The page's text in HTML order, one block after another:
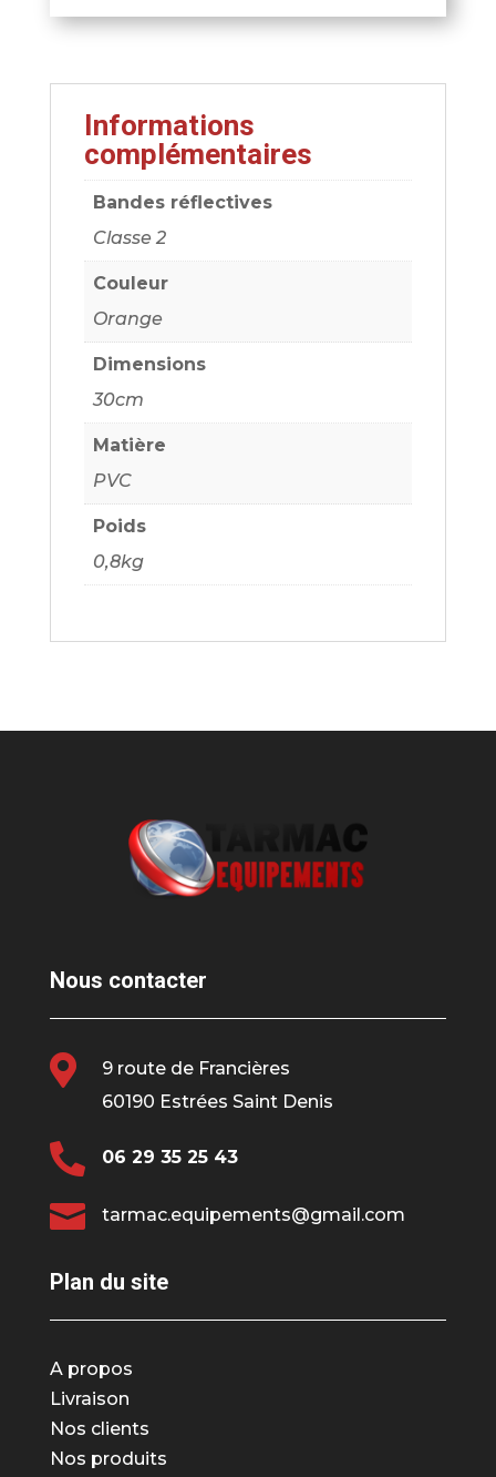
Informations
complémentaires
Bandes réflectives
Classe 2
Couleur
Orange
Dimensions
30cm
Matière
PVC
Poids
0,8kg
Nous contacter

9 route de Francières
60190 Estrées Saint Denis
 06 29 35 25 43
 tarmac.equipements@gmail.com
Plan du site
A propos
Livraison
Nos clients
Nos produits